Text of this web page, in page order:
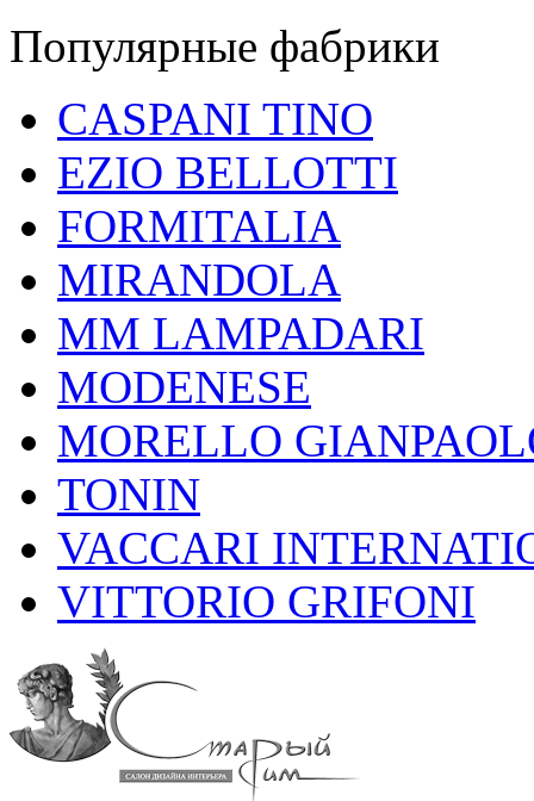
Популярные фабрики
CASPANI TINO
EZIO BELLOTTI
FORMITALIA
MIRANDOLA
MM LAMPADARI
MODENESE
MORELLO
TONIN
VACCARI
VITTORIO GRIFONI